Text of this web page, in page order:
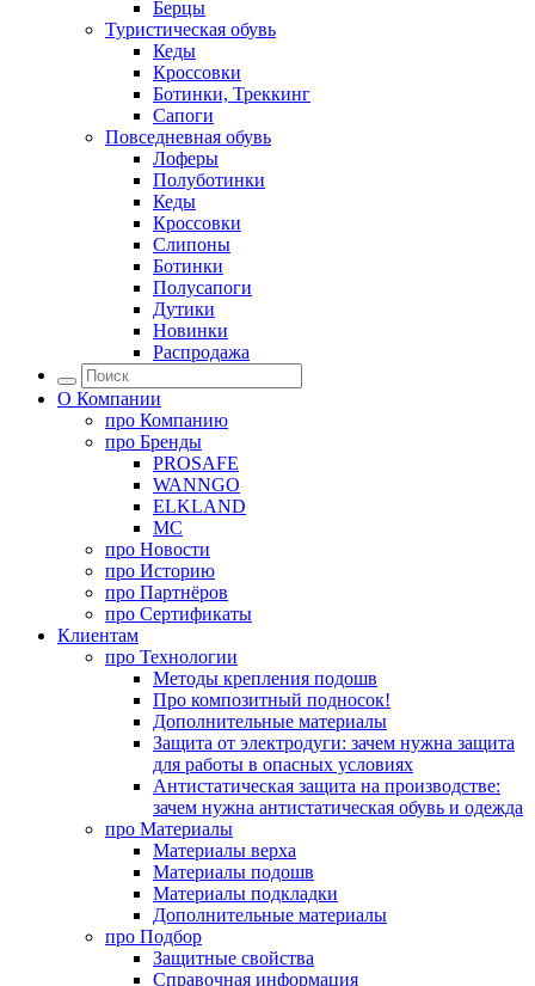
Берцы
Туристическая обувь
Кеды
Кроссовки
Ботинки, Треккинг
Сапоги
Повседневная обувь
Лоферы
Полуботинки
Кеды
Кроссовки
Слипоны
Ботинки
Полусапоги
Дутики
Новинки
Распродажа
О Компании
про Компанию
про Бренды
PROSAFE
WANNGO
ELKLAND
MC
про Новости
про Историю
про Партнёров
про Сертификаты
Клиентам
про Технологии
Методы крепления подошв
Про композитный подносок!
Дополнительные материалы
Защита от электродуги: зачем нужна защита
для работы в опасных условиях
Антистатическая защита на производстве:
зачем нужна антистатическая обувь и одежда
про Материалы
Материалы верха
Материалы подошв
Материалы подкладки
Дополнительные материалы
про Подбор
Защитные свойства
Справочная информация